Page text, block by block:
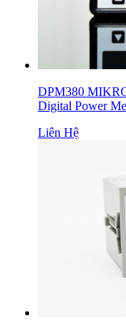
DPM380
Digital Power
Liên Hệ